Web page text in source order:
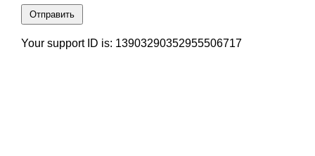
Отправить
Your support ID is: 13903290352955506717